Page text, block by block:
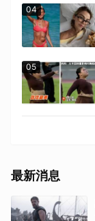
04
05
最新消息